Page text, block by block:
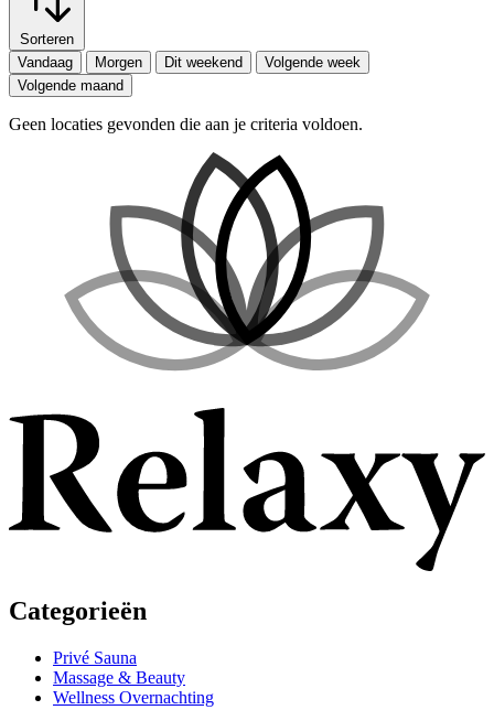
Sorteren
Vandaag
Morgen Dit weekend
Volgende week
Volgende maand
Geen locaties gevonden die aan je criteria voldoen.
Categorieën
Privé Sauna
Massage & Beauty
Wellness Overnachting